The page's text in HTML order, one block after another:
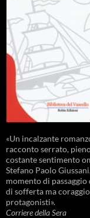
«Un incalzante
racconto serrato,
costante sentimento
Stefano Paolo
momento di
di sofferta ma
protagonisti».
Corriere della Sera